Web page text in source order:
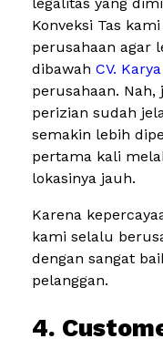
Konveksi Tas
perusahaan agar
dibawah CV.
perusahaan.
perizian sudah
semakin lebih
pertama kali
lokasinya jauh.
Karena
kami selalu
dengan sangat
pelanggan.
4.